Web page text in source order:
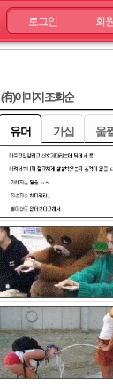
로그인 회
(有)이미지 조회순
유머 가십 움